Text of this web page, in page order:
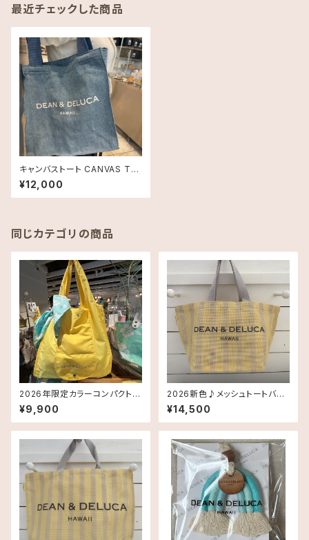
最近チェックした商品
キャンバストート CANVAS TO
TE・DEAN＆DELUCA ディーン
＆デルーカ ハワイ リッツカール
トン限定
¥12,000
同じカテゴリの商品
2026年限定カラーコンパクトエ
コバッグ《ハワイ限定》Dean &
DeLuca ディーンアンドデルー
カ Shopping Bag
¥9,900
2026新色♪メッシュトートバッ
グ Smallサイズ《HAWAII限
定》DEAN＆DELUCA ディーン
＆デルーカ ハワイ 送料無料
¥14,500